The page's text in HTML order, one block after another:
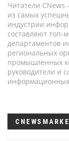
Читатели CNews
из самых
индустрии
составляют топ-
департаментов
региональных
промышленных
руководители и
информационных